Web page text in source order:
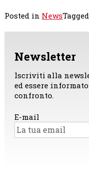
Posted in NewsTagged
Newsletter
Iscriviti alla
ed essere
confronto.
E-mail